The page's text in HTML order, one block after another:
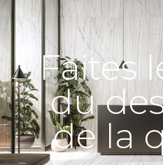
Faites
du
de la